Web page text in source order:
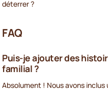
déterrer ?
FAQ
Puis-je ajouter des
familial ?
Absolument ! Nous avons